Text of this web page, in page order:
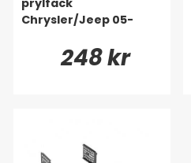
Chrysler/Jeep 05-
248 kr